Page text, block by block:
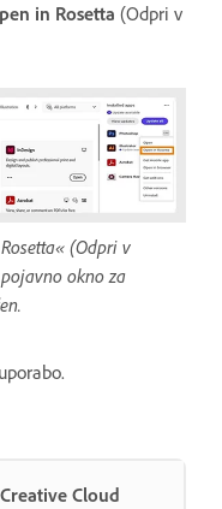
in Rosetta (Odpri v
(Odpri v
okno za
Cloud